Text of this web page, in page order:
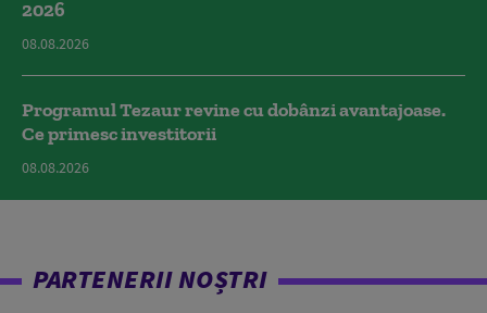
2026
08.08.2026
Programul Tezaur revine cu dobânzi avantajoase.
Ce primesc investitorii
08.08.2026
PARTENERII NOȘTRI